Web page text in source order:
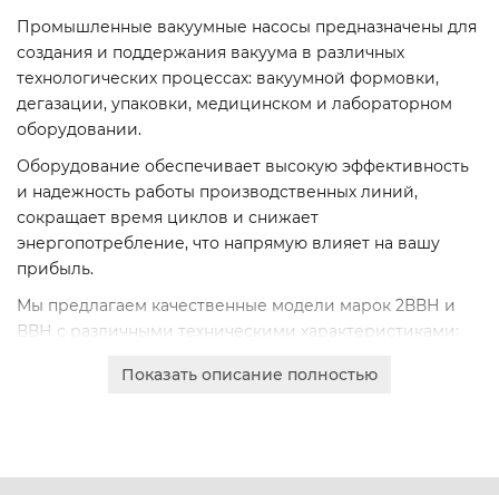
Промышленные вакуумные насосы предназначены для
создания и поддержания вакуума в различных
технологических процессах: вакуумной формовки,
дегазации, упаковки, медицинском и лабораторном
оборудовании.
Оборудование обеспечивает высокую эффективность
и надежность работы производственных линий,
сокращает время циклов и снижает
энергопотребление, что напрямую влияет на вашу
прибыль.
Мы предлагаем качественные модели марок 2ВВН и
ВВН с различными техническими характеристиками:
Показать описание полностью